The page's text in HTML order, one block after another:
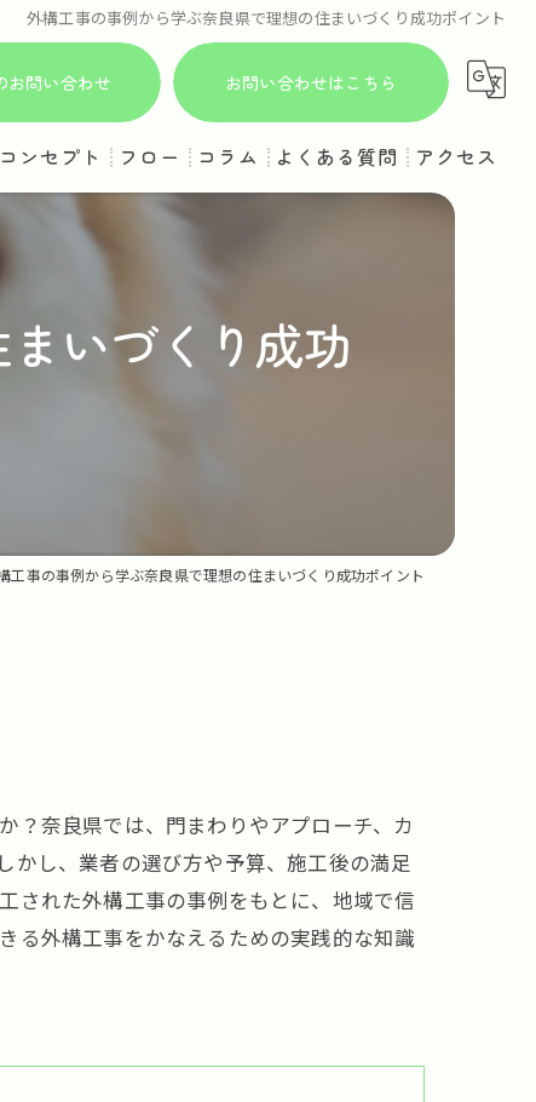
外構工事の事例から学ぶ奈良県で理想の住まいづくり成功ポイント
お問い合わせ お問い合わせはこちら
コンセプト フロー コラム よくある質問 アクセス
いづくり成功
工事の事例から学ぶ奈良県で理想の住まいづくり成功ポイント
？奈良県では、門まわりやアプローチ、カ
かし、業者の選び方や予算、施工後の満足
された外構工事の事例をもとに、地域で信
る外構工事をかなえるための実践的な知識